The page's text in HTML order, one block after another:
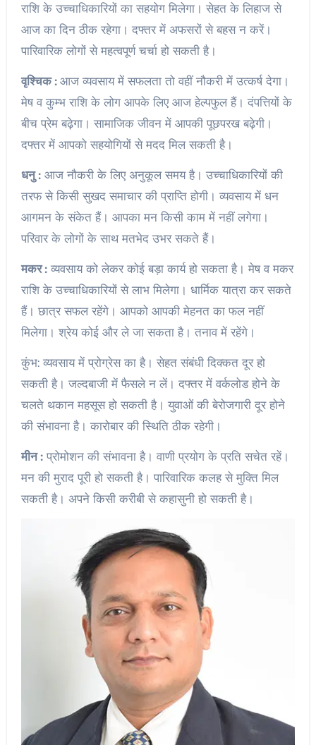
राशि के उच्चाधिकारियों का सहयोग मिलेगा। सेहत के लिहाज से
आज का दिन ठीक रहेगा। दफ्तर में अफसरों से बहस न करें।
पारिवारिक लोगों से महत्वपूर्ण चर्चा हो सकती है।
वृश्चिक :आज व्यवसाय में सफलता तो वहीं नौकरी में उत्कर्ष देगा।
मेष व कुम्भ राशि के लोग आपके लिए आज हेल्पफुल हैं। दंपत्तियों के
बीच प्रेम बढ़ेगा। सामाजिक जीवन में आपकी पूछपरख बढ़ेगी।
दफ्तर में आपको सहयोगियों से मदद मिल सकती है।
धनु :आज नौकरी के लिए अनुकूल समय है। उच्चाधिकारियों की
तरफ से किसी सुखद समाचार की प्राप्ति होगी। व्यवसाय में धन
आगमन के संकेत हैं। आपका मन किसी काम में नहीं लगेगा।
परिवार के लोगों के साथ मतभेद उभर सकते हैं।
मकर :व्यवसाय को लेकर कोई बड़ा कार्य हो सकता है। मेष व मकर
राशि के उच्चाधिकारियों से लाभ मिलेगा। धार्मिक यात्रा कर सकते
हैं। छात्र सफल रहेंगे। आपको आपकी मेहनत का फल नहीं
मिलेगा। श्रेय कोई और ले जा सकता है। तनाव में रहेंगे।
कुंभ: व्यवसाय में प्रोग्रेस का है। सेहत संबंधी दिक्कत दूर हो
सकती है। जल्दबाजी में फैसले न लें। दफ्तर में वर्कलोड होने के
चलते थकान महसूस हो सकती है। युवाओं की बेरोजगारी दूर होने
की संभावना है। कारोबार की स्थिति ठीक रहेगी।
मीन :प्रोमोशन की संभावना है। वाणी प्रयोग के प्रति सचेत रहें।
मन की मुराद पूरी हो सकती है। पारिवारिक कलह से मुक्ति मिल
सकती है। अपने किसी करीबी से कहासुनी हो सकती है।